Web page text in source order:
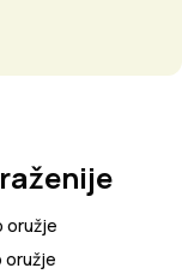
oružje
oružje